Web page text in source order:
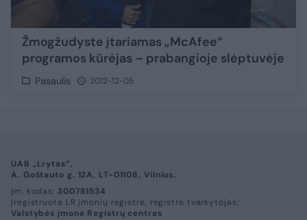
Žmogžudyste įtariamas „McAfee“
programos kūrėjas – prabangioje slėptuvėje
Pasaulis 2012-12-05
UAB „Lrytas“,
A. Goštauto g. 12A, LT-01108, Vilnius.
Įm. kodas: 300781534
Įregistruota LR įmonių registre, registro tvarkytojas:
Valstybės įmonė Registrų centras